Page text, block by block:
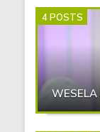
4 POSTS
WESELA